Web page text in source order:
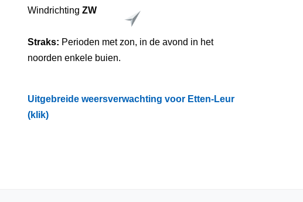
Windrichting ZW
Straks: Perioden met zon, in de avond in het
noorden enkele buien.
Uitgebreide weersverwachting voor Etten-Leur
(klik)